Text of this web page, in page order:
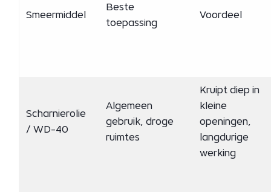
Smeermiddel
Beste
toepassing
Voordeel
Scharnierolie
/ WD-40
Algemeen
gebruik, droge
ruimtes
Kruipt diep in
kleine
openingen,
langdurige
werking